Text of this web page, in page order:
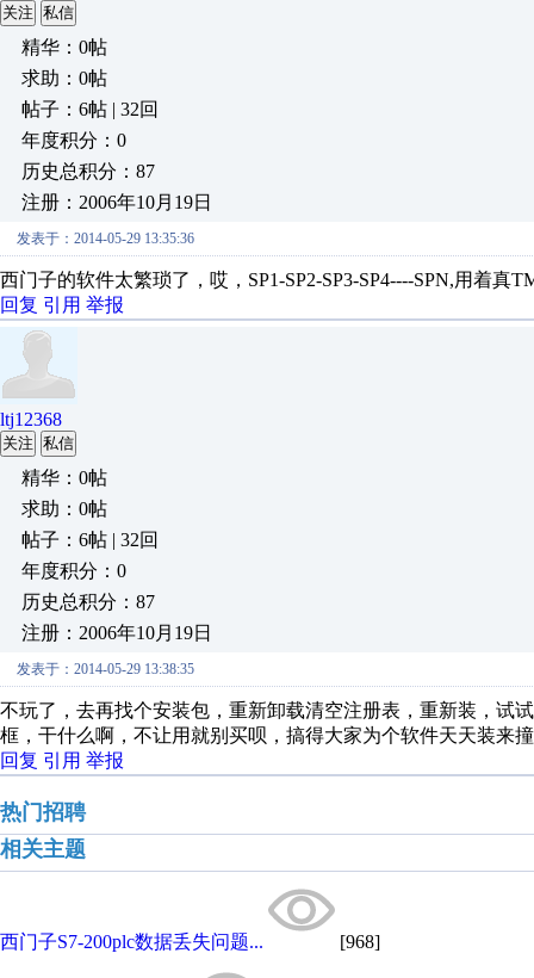
关注 私信
精华：0帖
求助：0帖
帖子：6帖 | 32回
年度积分：0
历史总积分：87
注册：2006年10月19日
发表于：2014-05-29 13:35:36
西门子的软件太繁琐了，哎，SP1-SP2-SP3-SP4----SPN,用着
回复 引用 举报
ltj12368
关注 私信
精华：0帖
求助：0帖
帖子：6帖 | 32回
年度积分：0
历史总积分：87
注册：2006年10月19日
发表于：2014-05-29 13:38:35
不玩了，去再找个安装包，重新卸载清空注册表，重新装，试
框，干什么啊，不让用就别买呗，搞得大家为个软件天天装来
回复 引用 举报
热门招聘
相关主题
西门子S7-200plc数据丢失问题... [968]